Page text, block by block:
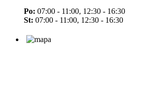
Po: 07:00 - 11:00, 12:30 - 16:30
St: 07:00 - 11:00, 12:30 - 16:30